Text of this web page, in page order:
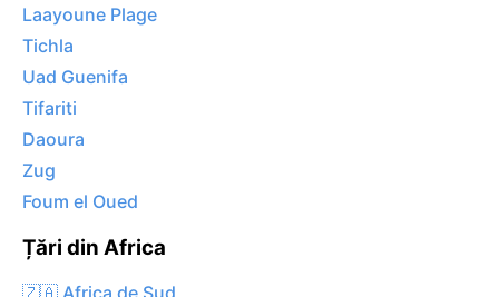
Laayoune Plage
Tichla
Uad Guenifa
Tifariti
Daoura
Zug
Foum el Oued
Țări din Africa
🇿🇦 Africa de Sud